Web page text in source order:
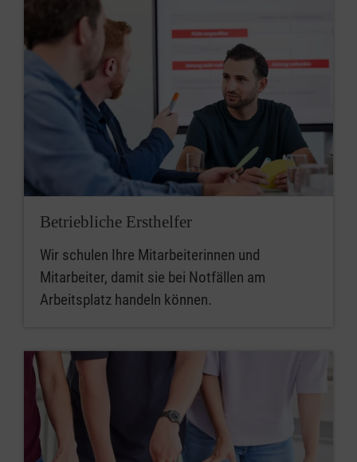
Betriebliche Ersthelfer
Wir schulen Ihre Mitarbeiterinnen und
Mitarbeiter, damit sie bei Notfällen am
Arbeitsplatz handeln können.